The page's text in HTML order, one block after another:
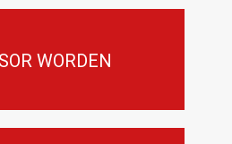
WORDEN